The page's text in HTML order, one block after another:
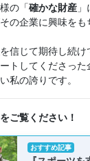
の「確かな財産
の企業に興味を
信じて期待し続
トしてくださっ
私の誇りです。
ご覧ください！
おすすめ記事